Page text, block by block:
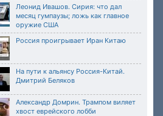
Леонид Ивашов. Сирия: что дал
месяц гумпаузы; ложь как главное
оружие США
Россия проигрывает Иран Китаю
На пути к альянсу Россия-Китай.
Дмитрий Беляков
Александр Домрин. Трампом виляет
хвост еврейского лобби